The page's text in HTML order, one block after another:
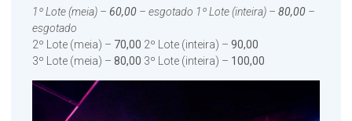
1º Lote (meia) – 60,00– esgotado 1º Lote (inteira) – 80,00–
esgotado
2º Lote (meia) – 70,00 2º Lote (inteira) – 90,00
3º Lote (meia) – 80,00 3º Lote (inteira) – 100,00